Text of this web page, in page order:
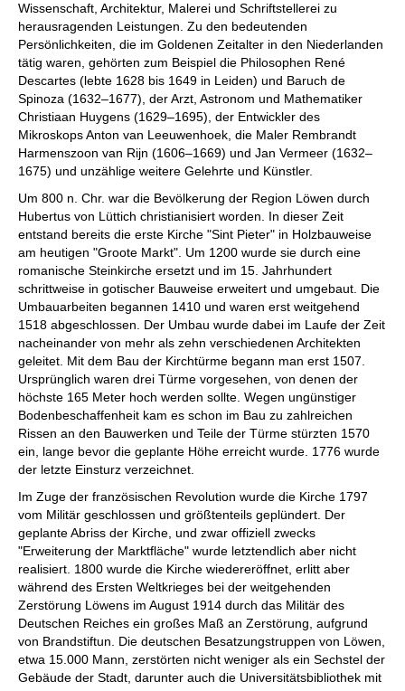
Wissenschaft, Architektur, Malerei und Schriftstellerei zu
herausragenden Leistungen. Zu den bedeutenden
Persönlichkeiten, die im Goldenen Zeitalter in den Niederlanden
tätig waren, gehörten zum Beispiel die Philosophen René
Descartes (lebte 1628 bis 1649 in Leiden) und Baruch de
Spinoza (1632–1677), der Arzt, Astronom und Mathematiker
Christiaan Huygens (1629–1695), der Entwickler des
Mikroskops Anton van Leeuwenhoek, die Maler Rembrandt
Harmenszoon van Rijn (1606–1669) und Jan Vermeer (1632–
1675) und unzählige weitere Gelehrte und Künstler.
Um 800 n. Chr. war die Bevölkerung der Region Löwen durch
Hubertus von Lüttich christianisiert worden. In dieser Zeit
entstand bereits die erste Kirche "Sint Pieter" in Holzbauweise
am heutigen "Groote Markt". Um 1200 wurde sie durch eine
romanische Steinkirche ersetzt und im 15. Jahrhundert
schrittweise in gotischer Bauweise erweitert und umgebaut. Die
Umbauarbeiten begannen 1410 und waren erst weitgehend
1518 abgeschlossen. Der Umbau wurde dabei im Laufe der Zeit
nacheinander von mehr als zehn verschiedenen Architekten
geleitet. Mit dem Bau der Kirchtürme begann man erst 1507.
Ursprünglich waren drei Türme vorgesehen, von denen der
höchste 165 Meter hoch werden sollte. Wegen ungünstiger
Bodenbeschaffenheit kam es schon im Bau zu zahlreichen
Rissen an den Bauwerken und Teile der Türme stürzten 1570
ein, lange bevor die geplante Höhe erreicht wurde. 1776 wurde
der letzte Einsturz verzeichnet.
Im Zuge der französischen Revolution wurde die Kirche 1797
vom Militär geschlossen und größtenteils geplündert. Der
geplante Abriss der Kirche, und zwar offiziell zwecks
"Erweiterung der Marktfläche" wurde letztendlich aber nicht
realisiert. 1800 wurde die Kirche wiedereröffnet, erlitt aber
während des Ersten Weltkrieges bei der weitgehenden
Zerstörung Löwens im August 1914 durch das Militär des
Deutschen Reiches ein großes Maß an Zerstörung, aufgrund
von Brandstiftun. Die deutschen Besatzungstruppen von Löwen,
etwa 15.000 Mann, zerstörten nicht weniger als ein Sechstel der
Gebäude der Stadt, darunter auch die Universitätsbibliothek mit